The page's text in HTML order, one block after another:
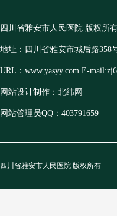
四川省雅安市人民医院 版权所
地址：四川省雅安市城后路358
URL：www.yasyy.com E-
网站设计制作：北纬网
网站管理员QQ：403791659
四川省雅安市人民医院 版权所有